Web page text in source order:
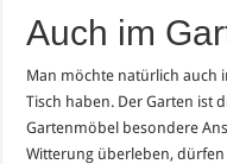
Auch im
Man möchte natürlich auch
Tisch haben. Der Garten ist
Gartenmöbel besondere
Witterung überleben, dürfen